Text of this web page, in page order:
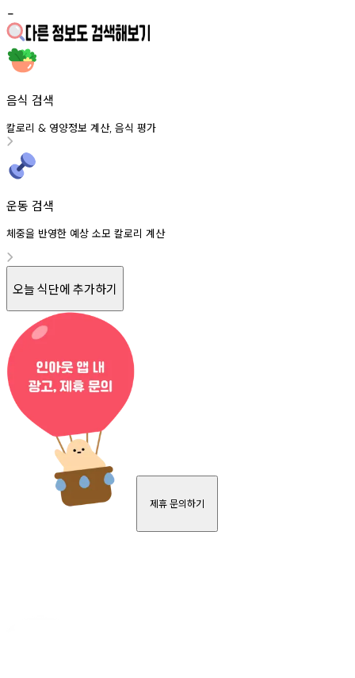
-
음식 검색
칼로리 & 영양정보 계산, 음식 평가
운동 검색
체중을 반영한 예상 소모 칼로리 계산
오늘 식단에 추가하기
제휴 문의하기